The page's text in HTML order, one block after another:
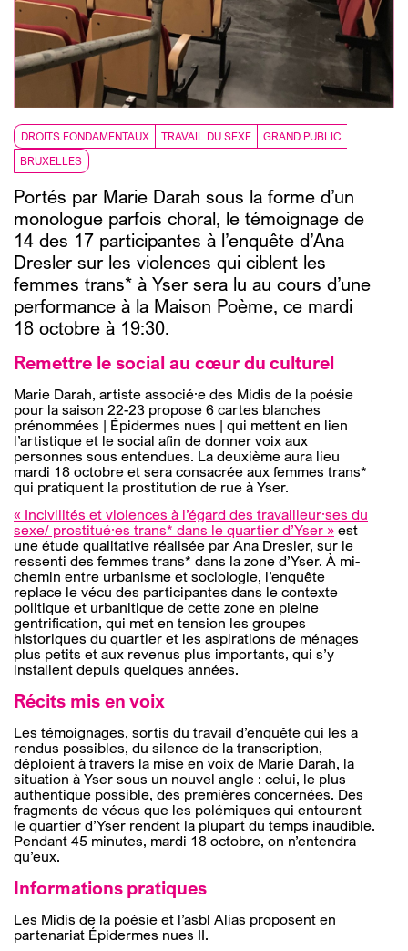
DROITS FONDAMENTAUX TRAVAIL DU SEXE
GRAND PUBLIC
BRUXELLES
Portés par Marie Darah sous la forme d’un
monologue parfois choral, le témoignage de
14 des 17 participantes à l’enquête d’Ana
Dresler sur les violences qui ciblent les
femmes trans* à Yser sera lu au cours d’une
performance à la Maison Poème, ce mardi
18 octobre à 19:30.
Remettre le social au cœur du culturel
Marie Darah, artiste associé·e des Midis de la poésie
pour la saison 22-23 propose 6 cartes blanches
prénommées | Épidermes nues | qui mettent en lien
l’artistique et le social afin de donner voix aux
personnes sous entendues. La deuxième aura lieu
mardi 18 octobre et sera consacrée aux femmes trans*
qui pratiquent la prostitution de rue à Yser.
« Incivilités et violences à l’égard des travailleur·ses du
sexe/ prostitué·es trans* dans le quartier d’Yser » est
une étude qualitative réalisée par Ana Dresler, sur le
ressenti des femmes trans* dans la zone d’Yser. À mi-
chemin entre urbanisme et sociologie, l’enquête
replace le vécu des participantes dans le contexte
politique et urbanitique de cette zone en pleine
gentrification, qui met en tension les groupes
historiques du quartier et les aspirations de ménages
plus petits et aux revenus plus importants, qui s’y
installent depuis quelques années.
Récits mis en voix
Les témoignages, sortis du travail d’enquête qui les a
rendus possibles, du silence de la transcription,
déploient à travers la mise en voix de Marie Darah, la
situation à Yser sous un nouvel angle : celui, le plus
authentique possible, des premières concernées. Des
fragments de vécus que les polémiques qui entourent
le quartier d’Yser rendent la plupart du temps inaudible.
Pendant 45 minutes, mardi 18 octobre, on n’entendra
qu’eux.
Informations pratiques
Les Midis de la poésie et l’asbl Alias proposent en
partenariat Épidermes nues II.